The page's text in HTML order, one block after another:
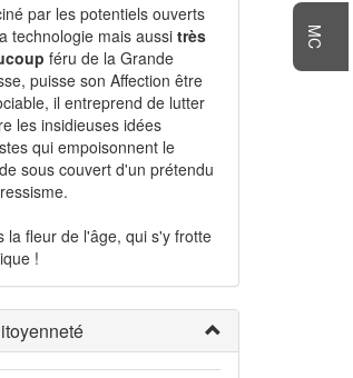
par les potentiels ouverts
technologie mais aussi très
féru de la Grande
puisse son Affection être
il entreprend de lutter
les insidieuses idées
qui empoisonnent le
sous couvert d'un prétendu
la fleur de l'âge, qui s'y frotte
!
MC